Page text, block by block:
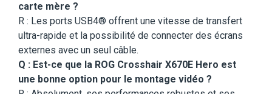
carte mère ?
R : Les ports USB4® offrent une vitesse de transfert
ultra-rapide et la possibilité de connecter des écrans
externes avec un seul câble.
Q : Est-ce que la ROG Crosshair X670E Hero est
une bonne option pour le montage vidéo ?